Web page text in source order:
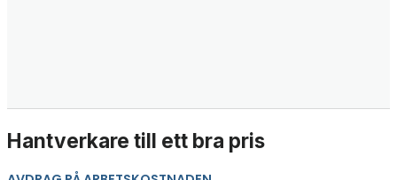
Hantverkare till ett bra pris